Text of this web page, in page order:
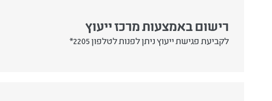
רישום באמצעות מרכז ייעוץ
לקביעת פגישת ייעוץ ניתן לפנות לטלפון 2205*